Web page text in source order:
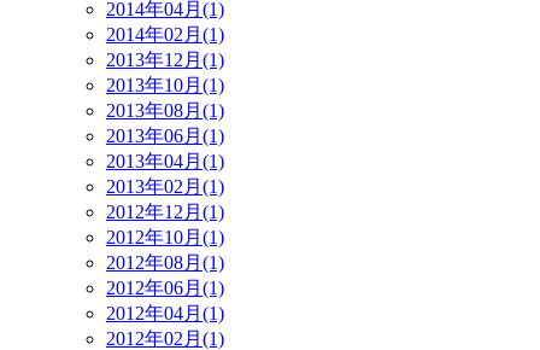
2014年04月(1)
2014年02月(1)
2013年12月(1)
2013年10月(1)
2013年08月(1)
2013年06月(1)
2013年04月(1)
2013年02月(1)
2012年12月(1)
2012年10月(1)
2012年08月(1)
2012年06月(1)
2012年04月(1)
2012年02月(1)